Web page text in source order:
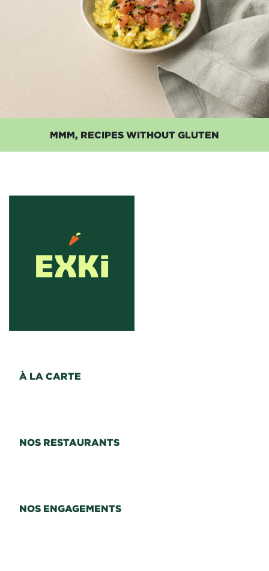
MMM, RECIPES WITHOUT GLUTEN
À LA CARTE
NOS RESTAURANTS
NOS ENGAGEMENTS